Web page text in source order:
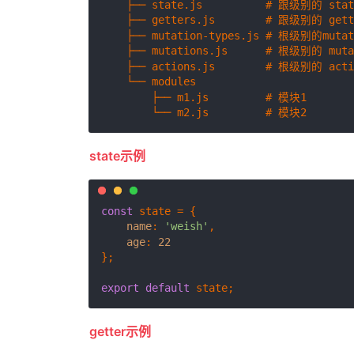
├── state.js          # 跟级别的
├── getters.js        # 跟级别的
├── mutation-types.js # 根级别的
├── mutations.js      # 根级别的
├── actions.js        # 根级别的
    └── modules
        ├── m1.js         # 模块1
state示例
const state = {
name: 'weish' ,
age: 22
};
export default
getter示例